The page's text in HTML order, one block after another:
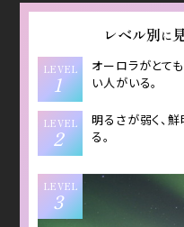
レベル別に
LEVEL
1
オーロラがとて
い人がいる。
LEVEL
2
明るさが弱く、
る。
LEVEL
3